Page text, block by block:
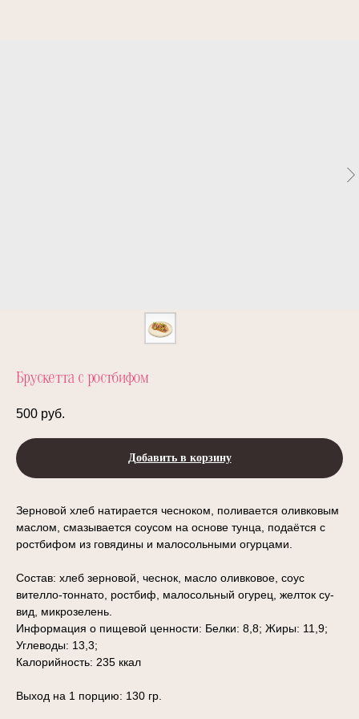
Брускетта с ростбифом
500 руб.
Добавить в корзину
Зерновой хлеб натирается чесноком, поливается оливковым
маслом, смазывается соусом на основе тунца, подаётся с
ростбифом из говядины и малосольными огурцами.
Состав: хлеб зерновой, чеснок, масло оливковое, соус
вителло-тоннато, ростбиф, малосольный огурец, желток су-
вид, микрозелень.
Информация о пищевой ценности: Белки: 8,8; Жиры: 11,9;
Углеводы: 13,3;
Калорийность: 235 ккал
Выход на 1 порцию: 130 гр.